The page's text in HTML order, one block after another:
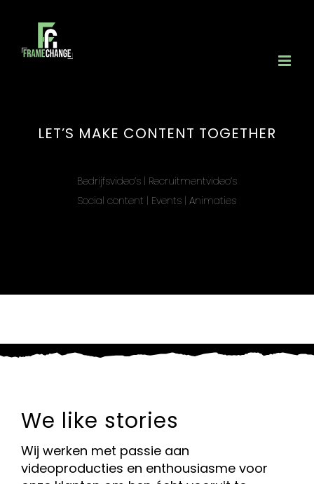
inhoud
LET’S MAKE CONTENT TOGETHER
Bedrijfsvideo’s | Recruitmentvideo’s
Social content | Events | Animaties
We like stories
Wij werken met passie aan
videoproducties en enthousiasme voor